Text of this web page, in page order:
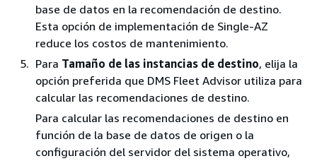
base de datos en la recomendación de destino.
Esta opción de implementación de Single-AZ
reduce los costos de mantenimiento.
Para Tamaño de las instancias de destino, elija la
opción preferida que DMS Fleet Advisor utiliza para
calcular las recomendaciones de destino.
Para calcular las recomendaciones de destino en
función de la base de datos de origen o la
configuración del servidor del sistema operativo,